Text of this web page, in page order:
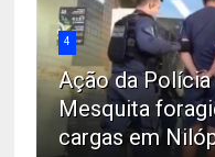
4
Ação da
Mesquita
cargas em